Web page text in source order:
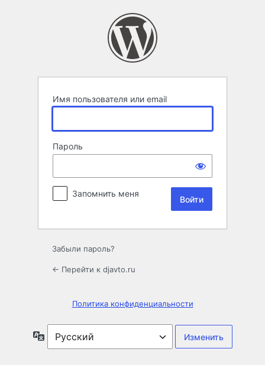
Имя пользователя или email
Пароль
Запомнить меня
Забыли пароль?
← Перейти к djavto.ru
Политика конфиденциальности
Язык